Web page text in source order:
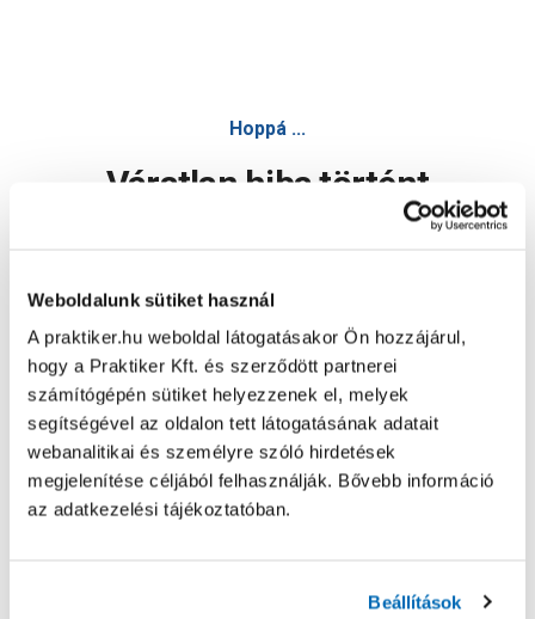
Weboldalunk sütiket használ
A praktiker.hu weboldal látogatásakor Ön hozzájárul,
hogy a Praktiker Kft. és szerződött partnerei
számítógépén sütiket helyezzenek el, melyek
segítségével az oldalon tett látogatásának adatait
webanalitikai és személyre szóló hirdetések
megjelenítése céljából felhasználják. Bővebb információ
az adatkezelési tájékoztatóban.
Beállítások
Hoppá ...
Váratlan hiba történt
Oldal újratöltése